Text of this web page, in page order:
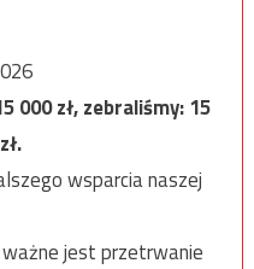
000zł, zebraliśmy:15
zł.
wsparcia naszej
jest przetrwanie